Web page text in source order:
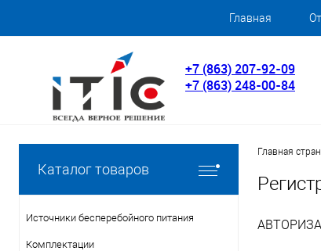
Главная
+7 (863) 207-92-09
+7 (863) 248-00-84
Каталог товаров
Источники бесперебойного питания
Комплектации
Главная